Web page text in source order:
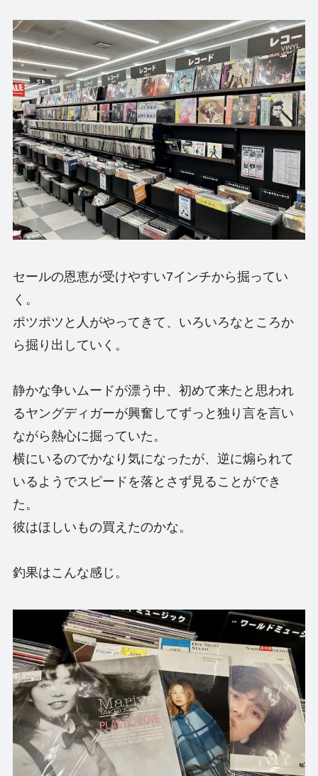
セールの恩恵が受けやすい7インチから掘ってい
く。
ポツポツと人がやってきて、いろいろなところか
ら掘り出していく。
静かな争いムードが漂う中、初めて来たと思われ
るヤングディガーが興奮してずっと独り言を言い
ながら熱心に掘っていた。
横にいるのでかなり気になったが、逆に煽られて
いるようでスピードを落とさず見ることができ
た。
彼はほしいもの買えたのかな。
釣果はこんな感じ。